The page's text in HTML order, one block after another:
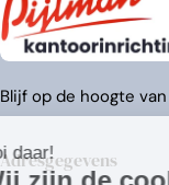
Blijf op de hoogte
Adresgegevens